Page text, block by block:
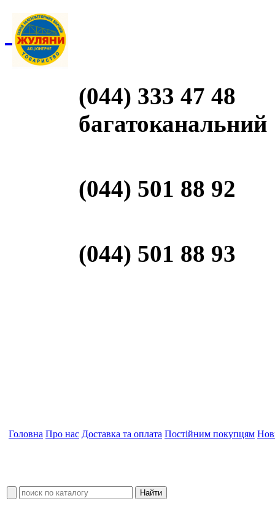
(044) 333 47 48
багатоканальний
(044) 501 88 92
(044) 501 88 93
Головна Про нас Доставка та оплата Постійним покупцям